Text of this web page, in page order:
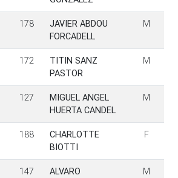
178
JAVIER ABDOU
FORCADELL
M
172
TITIN SANZ
PASTOR
M
127
MIGUEL ANGEL
HUERTA CANDEL
M
188
CHARLOTTE
BIOTTI
F
147
ALVARO
M